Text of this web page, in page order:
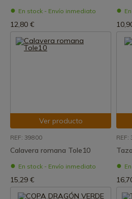
En stock - Envío inmediato
12,80 €
Ver producto
REF: 39800
Calavera romana Tole10
En stock - Envío inmediato
15,29 €
REF: